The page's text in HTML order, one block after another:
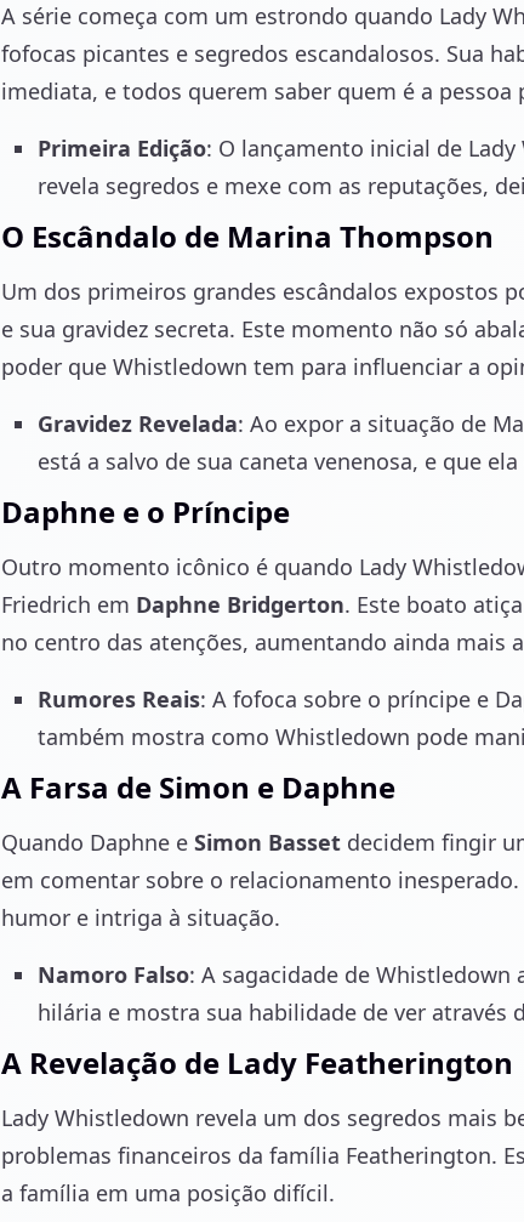
A série começa com um estrondo quando Lady
fofocas picantes e segredos escandalosos. Sua
imediata, e todos querem saber quem é a pessoa
Primeira Edição: O lançamento inicial de
revela segredos e mexe com as reputações,
O Escândalo de Marina Thompson
Um dos primeiros grandes escândalos expostos
e sua gravidez secreta. Este momento não só
poder que Whistledown tem para influenciar a
Gravidez Revelada: Ao expor a situação de
está a salvo de sua caneta venenosa, e que
Daphne e o Príncipe
Outro momento icônico é quando Lady
Friedrich em Daphne Bridgerton. Este boato
no centro das atenções, aumentando ainda mais
Rumores Reais: A fofoca sobre o príncipe e
também mostra como Whistledown pode
A Farsa de Simon e Daphne
Quando Daphne e Simon Basset decidem fingir
em comentar sobre o relacionamento
humor e intriga à situação.
Namoro Falso: A sagacidade de Whistledown
hilária e mostra sua habilidade de ver através
A Revelação de Lady Featherington
Lady Whistledown revela um dos segredos mais
problemas financeiros da família Featherington.
a família em uma posição difícil.